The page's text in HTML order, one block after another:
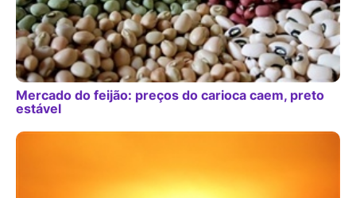
Mercado do feijão: preços do carioca caem, preto
estável